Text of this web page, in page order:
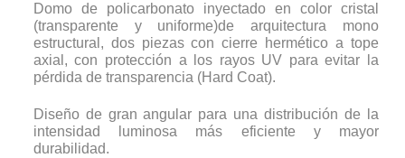
Domo de policarbonato inyectado en color cristal
(transparente y uniforme)de arquitectura mono
estructural, dos piezas con cierre hermético a tope
axial, con protección a los rayos UV para evitar la
pérdida de transparencia (Hard Coat).
Diseño de gran angular para una distribución de la
intensidad luminosa más eficiente y mayor
durabilidad.